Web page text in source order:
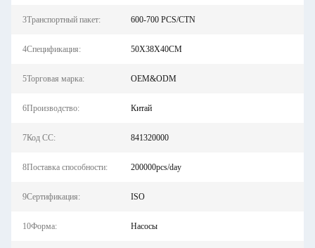
3Транспортный пакет: 600-700 PCS/CTN
4Спецификация: 50X38X40CM
5Торговая марка: OEM&ODM
6Производство: Китай
7Код СС: 841320000
8Поставка способности: 200000pcs/day
9Сертификация: ISO
10Форма: Насосы